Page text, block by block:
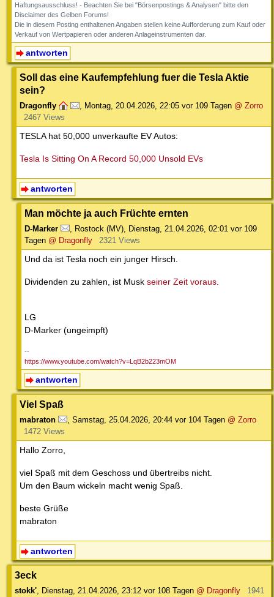
Haftungsausschluss! - Beachten Sie bei "Börsenpostings & Analysen" bitte den
Disclaimer des Gelben Forums!
Die in diesem Posting enthaltenen Angaben stellen keine Aufforderung zum Kauf oder
Verkauf von Wertpapieren oder anderen Anlageinstrumenten dar.
antworten
Soll das eine Kaufempfehlung fuer die Tesla Aktie
sein?
Dragonfly , Montag, 20.04.2026, 22:05 vor 109 Tagen @ Zorro
2467 Views
TESLA hat 50,000 unverkaufte EV Autos:
Tesla Is Sitting On A Record 50,000 Unsold EVs
antworten
Man möchte ja auch Früchte ernten
D-Marker Rostock (MV) Dienstag, 21.04.2026, 02:01 vor 109
Tagen @ Dragonfly 2321 Views
Und da ist Tesla noch ein junger Hirsch.
Dividenden zu zahlen, ist Musk seiner Zeit voraus
LG
D-Marker (ungeimpft)
--
https://www.youtube.com/watch?v=LqB2b223mOM
antworten
Viel Spaß
mabraton Samstag, 25.04.2026, 20:44 vor 104 Tagen @ Zorro
1472 Views
Hallo Zorro,
viel Spaß mit dem Geschoss und übertreibs nicht.
Um den Baum wickeln macht wenig Spaß.
beste Grüße
mabraton
antworten
3eck
stokk', Dienstag, 21.04.2026, 23:12 vor 108 Tagen @ Dragonfly
1941